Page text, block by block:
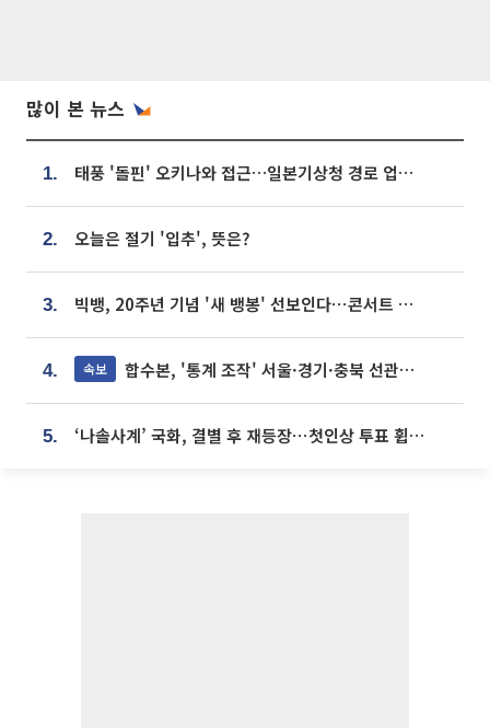
많이 본 뉴스
1. 태풍 '돌핀' 오키나와 접근…일본기상청 경로 업데이트
2. 오늘은 절기 '입추', 뜻은?
3. 빅뱅, 20주년 기념 '새 뱅봉' 선보인다⋯콘서트 앞두고 팝업 개최
4. 속보 합수본, '통계 조작' 서울·경기·충북 선관위 등 추가 압수수색
5. ‘나솔사계’ 국화, 결별 후 재등장⋯첫인상 투표 휩쓸고 ‘인기녀’ 등극